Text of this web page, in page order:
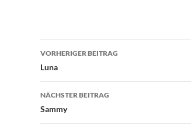
Beitragsnavigation
VORHERIGER BEITRAG
Luna
NÄCHSTER BEITRAG
Sammy